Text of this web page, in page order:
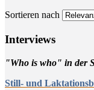
Sortieren nach
Inter­views
"Who is who" in der
Still- und